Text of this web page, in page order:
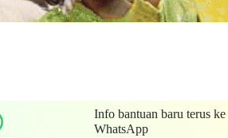
Info bantuan baru terus ke
WhatsApp